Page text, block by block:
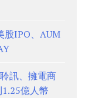
股IPO、AUM
訊、擁電商
億人幣